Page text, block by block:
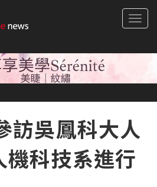
訪吳鳳科大人
科技系進行